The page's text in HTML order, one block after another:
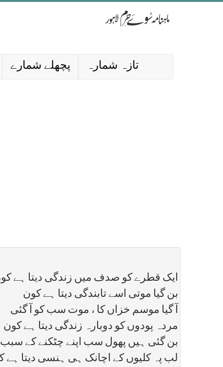
پچھلے شمارے تازہ شمارہ
ایک قطرے کو صدف میں زندگی دیتا ہے
بن گیا موتی اسے تابندگی دیتا ہے کون
آ گیا موسم خزاں کا ، موت سب کو آ گئی
مردہ پودوں کو دوبارہ زندگی دیتا ہے کون
بن گئی ہیں پھول سب اپنے چٹکنے کے سبب
لب پہ کلیوں کے اچانک ہی ہنسی دیتا ہے